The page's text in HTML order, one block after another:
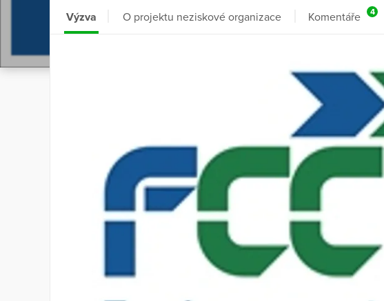
Výzva O projektu neziskové organizace Komentáře 4